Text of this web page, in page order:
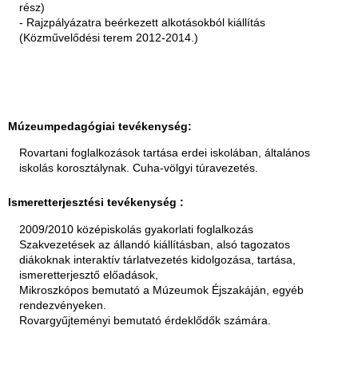
rész)
- Rajzpályázatra beérkezett alkotásokból kiállítás
(Közművelődési terem 2012-2014.)
Múzeumpedagógiai tevékenység:
Rovartani foglalkozások tartása erdei iskolában, általános
iskolás korosztálynak. Cuha-völgyi túravezetés.
Ismeretterjesztési tevékenység :
2009/2010 középiskolás gyakorlati foglalkozás
Szakvezetések az állandó kiállításban, alsó tagozatos
diákoknak interaktív tárlatvezetés kidolgozása, tartása,
ismeretterjesztő előadások,
Mikroszkópos bemutató a Múzeumok Éjszakáján, egyéb
rendezvényeken.
Rovargyűjteményi bemutató érdeklődők számára.